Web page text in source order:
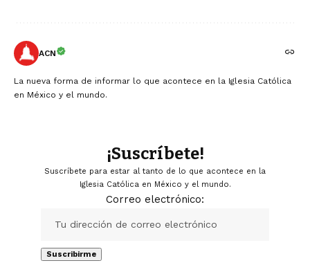
ACN
La nueva forma de informar lo que acontece en la Iglesia Católica
en México y el mundo.
¡Suscríbete!
Suscríbete para estar al tanto de lo que acontece en la
Iglesia Católica en México y el mundo.
Correo electrónico: